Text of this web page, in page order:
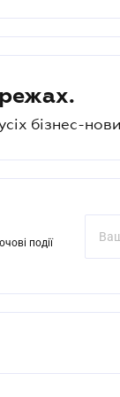
бізнес-
події